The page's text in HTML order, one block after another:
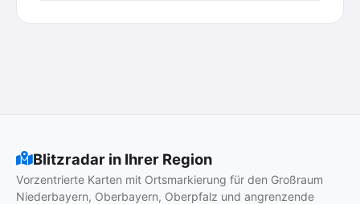
Blitzradar in Ihrer Region
Vorzentrierte Karten mit Ortsmarkierung für den Großraum
Niederbayern, Oberbayern, Oberpfalz und angrenzende